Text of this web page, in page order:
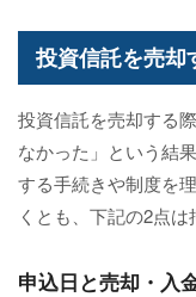
投資信託を売却
投資信託を売却する
なかった」という結
する手続きや制度を
くとも、下記の2点は
申込日と売却・入